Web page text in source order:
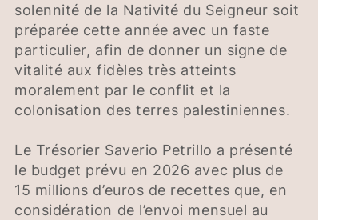
solennité de la Nativité du Seigneur soit
préparée cette année avec un faste
particulier, afin de donner un signe de
vitalité aux fidèles très atteints
moralement par le conflit et la
colonisation des terres palestiniennes.
Le Trésorier Saverio Petrillo a présenté
le budget prévu en 2026 avec plus de
15 millions d’euros de recettes que, en
considération de l’envoi mensuel au